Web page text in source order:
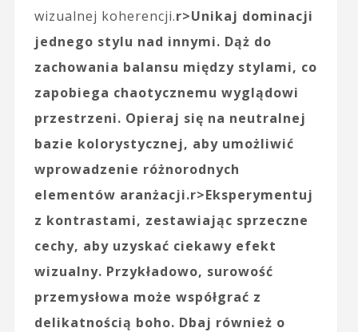
wizualnej koherencji.r>Unikaj dominacji
jednego stylu nad innymi. Dąż do
zachowania balansu między stylami, co
zapobiega chaotycznemu wyglądowi
przestrzeni. Opieraj się na neutralnej
bazie kolorystycznej, aby umożliwić
wprowadzenie różnorodnych
elementów aranżacji.r>Eksperymentuj
z kontrastami, zestawiając sprzeczne
cechy, aby uzyskać ciekawy efekt
wizualny. Przykładowo, surowość
przemysłowa może współgrać z
delikatnością boho. Dbaj również o